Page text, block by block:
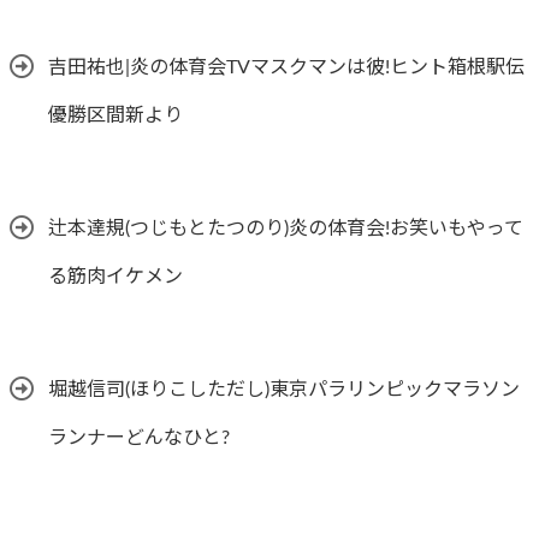
吉田祐也|炎の体育会TVマスクマンは彼!ヒント箱根駅伝
優勝区間新より
辻本達規(つじもとたつのり)炎の体育会!お笑いもやって
る筋肉イケメン
堀越信司(ほりこしただし)東京パラリンピックマラソン
ランナーどんなひと?